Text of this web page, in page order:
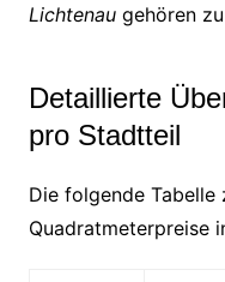
Lichtenaugehören
Detaillierte
pro Stadtteil
Die folgende
Quadratmeterpreise